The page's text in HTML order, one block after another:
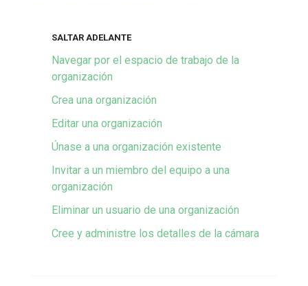
SALTAR ADELANTE
Navegar por el espacio de trabajo de la
organización
Crea una organización
Editar una organización
Únase a una organización existente
Invitar a un miembro del equipo a una
organización
Eliminar un usuario de una organización
Cree y administre los detalles de la cámara